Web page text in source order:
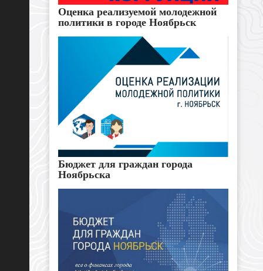
Оценка реализуемой молодежной
политики в городе Ноябрьск
Бюджет для граждан города
Ноябрьска